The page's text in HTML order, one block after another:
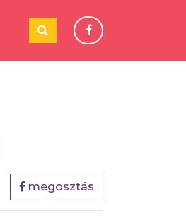
megosztás